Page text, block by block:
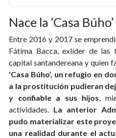
Nace la ‘Casa Búho’
Entre 2016 y 2017 se
Fátima Bacca, exlíder de las
capital santandereana y quien
‘Casa Búho’, un refugio en
a la prostitución pudieran
y confiable a sus hijos,
actividades. La anterior
pudo materializar este
una realidad durante el